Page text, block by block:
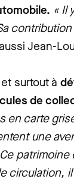
« Il
Jean-
surtout à
de
en carte
une
Ce patrimoine
circulation,